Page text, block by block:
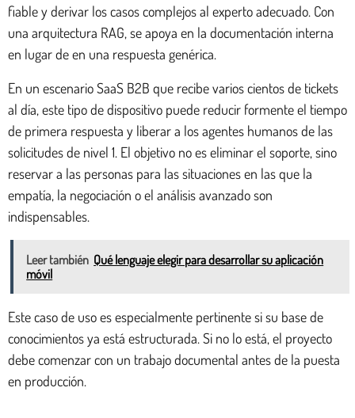
fiable y derivar los casos complejos al experto adecuado. Con
una arquitectura RAG, se apoya en la documentación interna
en lugar de en una respuesta genérica.
En un escenario SaaS B2B que recibe varios cientos de tickets
al día, este tipo de dispositivo puede reducir formente el tiempo
de primera respuesta y liberar a los agentes humanos de las
solicitudes de nivel 1. El objetivo no es eliminar el soporte, sino
reservar a las personas para las situaciones en las que la
empatía, la negociación o el análisis avanzado son
indispensables.
Leer también Qué lenguaje elegir para desarrollar su aplicación
móvil
Este caso de uso es especialmente pertinente si su base de
conocimientos ya está estructurada. Si no lo está, el proyecto
debe comenzar con un trabajo documental antes de la puesta
en producción.